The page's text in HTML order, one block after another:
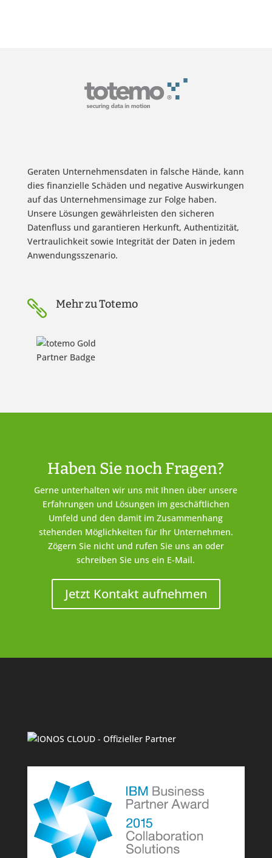
Geraten Unternehmensdaten in falsche Hände, kann
dies finanzielle Schäden und negative Auswirkungen
auf das Unternehmensimage zur Folge haben.
Unsere Lösungen gewährleisten den sicheren
Datenfluss und garantieren Herkunft, Authentizität,
Vertraulichkeit sowie Integrität der Daten in jedem
Anwendungsszenario.
 Mehr zu Totemo
Haben Sie noch Fragen?
Gerne unterhalten wir uns mit Ihnen über unsere
Erfahrungen und Lösungen im geschäftlichen
Umfeld und den damit im Zusammenhang
stehenden Möglichkeiten für Ihr Unternehmen.
Zögern Sie nicht und rufen Sie uns an oder
schreiben Sie uns ein E-Mail.
Jetzt Kontakt aufnehmen